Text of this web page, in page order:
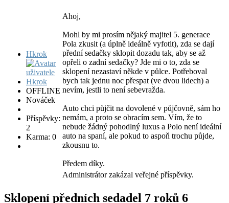
Hkrok
OFFLINE
Nováček
Příspěvky:
2
Karma: 0
Ahoj,
Mohl by mi prosím nějaký majitel 5. generace
Pola zkusit (a úplně ideálně vyfotit), zda se dají
přední sedačky sklopit dozadu tak, aby se až
opřeli o zadní sedačky? Jde mi o to, zda se
sklopení nezastaví někde v půlce. Potřeboval
bych tak jednu noc přespat (ve dvou lidech) a
nevím, jestli to není sebevražda.
Auto chci půjčit na dovolené v půjčovně, sám ho
nemám, a proto se obracím sem. Vím, že to
nebude žádný pohodlný luxus a Polo není ideální
auto na spaní, ale pokud to aspoň trochu půjde,
zkousnu to.
Předem díky.
Administrátor zakázal veřejné příspěvky.
Sklopení předních sedadel 7 roků 6